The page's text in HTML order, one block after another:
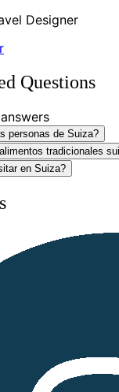
Designer
Questions
personas de Suiza?
tradicionales
en Suiza?